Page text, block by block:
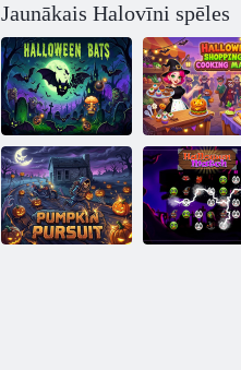
Jaunākais Halovīni spēles
Helovīna
sikspārņi
Helovīna
iepirkšanās
gatavošanas
meistars